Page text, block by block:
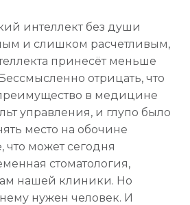
интеллект без души
и слишком расчетливым,
принесёт меньше
отрицать, что
в медицине
управления, и глупо было
место на обочине
может сегодня
стоматология,
нашей клиники. Но
нужен человек. И